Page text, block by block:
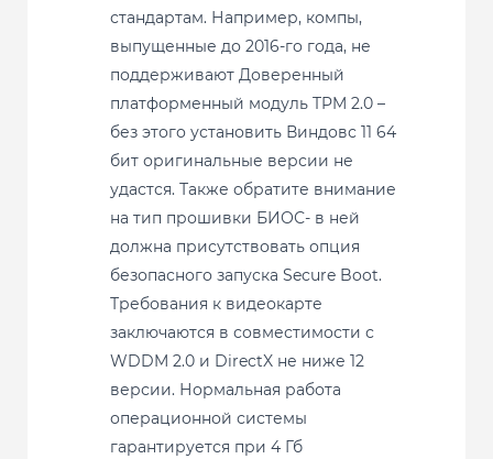
стандартам. Например, компы,
выпущенные до 2016-го года, не
поддерживают Доверенный
платформенный модуль TPM 2.0 –
без этого установить Виндовс 11 64
бит оригинальные версии не
удастся. Также обратите внимание
на тип прошивки БИОС- в ней
должна присутствовать опция
безопасного запуска Secure Boot.
Требования к видеокарте
заключаются в совместимости с
WDDM 2.0 и DirectX не ниже 12
версии. Нормальная работа
операционной системы
гарантируется при 4 Гб